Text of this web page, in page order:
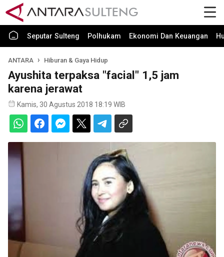
Seputar Sulteng Polhukam Ekonomi Dan Keuangan
ANTARA Hiburan & Gaya Hidup
Ayushita terpaksa "facial" 1,5 jam
karena jerawat
Kamis, 30 Agustus 2018 18:19 WIB